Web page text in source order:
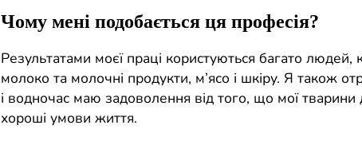
Чому мені подобається ця професія?
Результатами моєї праці користуються багато людей,
молоко та молочні продукти, м’ясо і шкіру. Я також
і водночас маю задоволення від того, що мої тварини
хороші умови життя.